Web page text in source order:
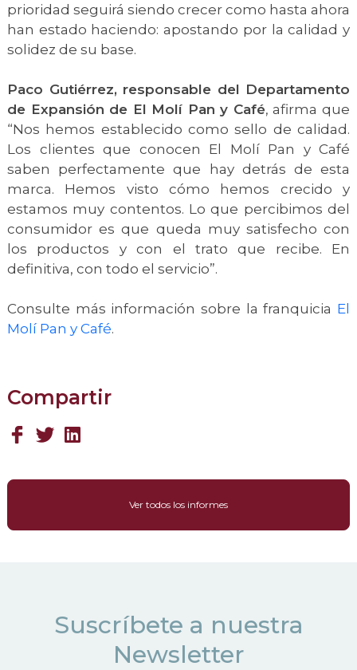
prioridad seguirá siendo crecer como hasta ahora
han estado haciendo: apostando por la calidad y
solidez de su base.
Paco Gutiérrez, responsable del Departamento
de Expansión de El Molí Pan y Café, afirma que
“Nos hemos establecido como sello de calidad.
Los clientes que conocen El Molí Pan y Café
saben perfectamente que hay detrás de esta
marca. Hemos visto cómo hemos crecido y
estamos muy contentos. Lo que percibimos del
consumidor es que queda muy satisfecho con
los productos y con el trato que recibe. En
definitiva, con todo el servicio”.
Consulte más información sobre la franquicia El
Molí Pan y Café.
Compartir
Ver todos los informes
Suscríbete a nuestra
Newsletter